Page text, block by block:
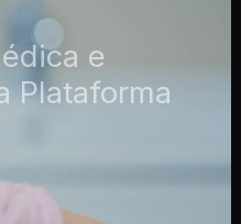
e
Plataforma